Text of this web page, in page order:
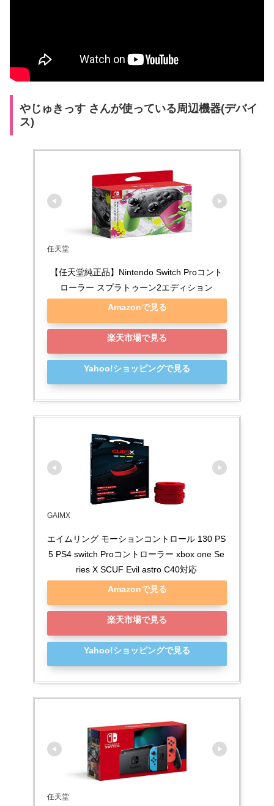
やじゅきっす さんが使っている周辺機器(デバイ
ス)
任天堂
【任天堂純正品】Nintendo Switch Proコント
ローラー スプラトゥーン2エディション
Amazonで見る
楽天市場で見る
Yahoo!ショッピングで見る
GAIMX
エイムリング モーションコントロール 130 PS
5 PS4 switch Proコントローラー xbox one Se
ries X​ SCUF Evil astro C40対応
Amazonで見る
楽天市場で見る
Yahoo!ショッピングで見る
任天堂